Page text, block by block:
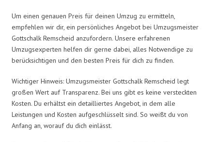
Um einen genauen Preis für deinen Umzug zu ermitteln,
empfehlen wir dir, ein persönliches Angebot bei Umzugsmeister
Gottschalk Remscheid anzufordern. Unsere erfahrenen
Umzugsexperten helfen dir gerne dabei, alles Notwendige zu
berücksichtigen und den besten Preis für dich zu finden.
Wichtiger Hinweis: Umzugsmeister Gottschalk Remscheid legt
großen Wert auf Transparenz. Bei uns gibt es keine versteckten
Kosten. Du erhältst ein detailliertes Angebot, in dem alle
Leistungen und Kosten aufgeschlüsselt sind. So weißt du von
Anfang an, worauf du dich einlässt.